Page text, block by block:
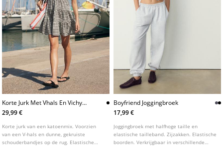
Korte Jurk Met Vhals En Vichy
Ruit
29,99 €
Korte jurk van een katoenmix. Voorzien
van een V-hals en dunne, gekruiste
schouderbandjes op de rug. Elastische
Boyfriend Joggingbroek
17,99 €
Joggingbroek met halfhoge taille en
elastische tailleband. Zijzakken. Elastische
boorden. Verkrijgbaar in verschillende